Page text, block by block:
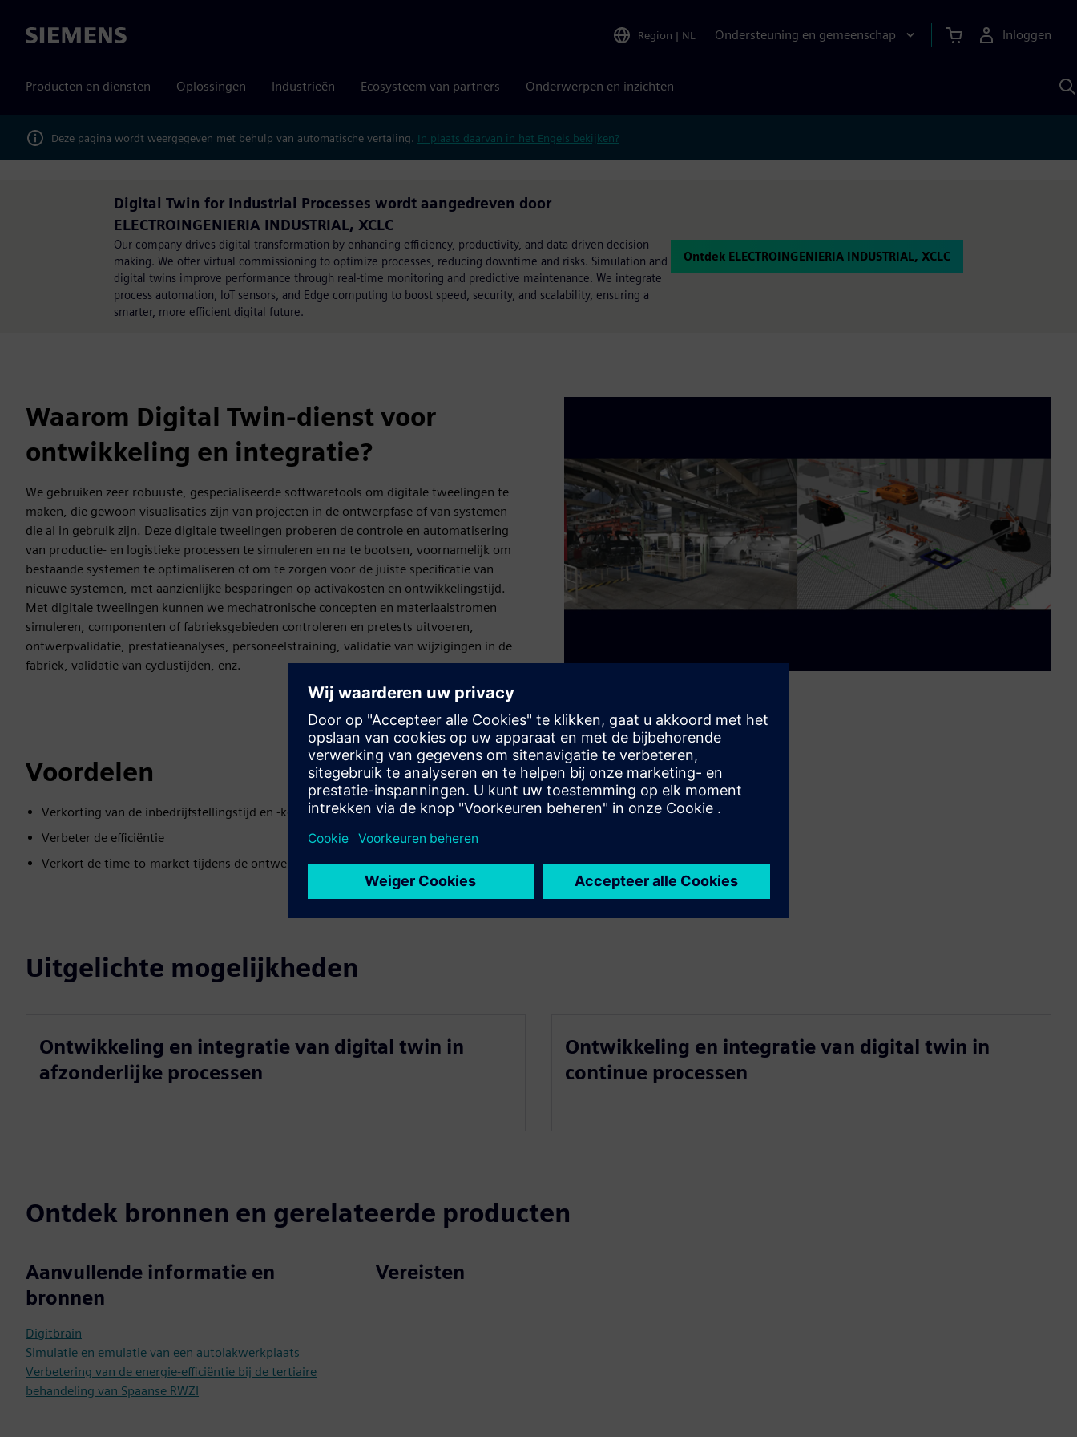
Siemens Region | NL Ondersteuning en gemeenschap Inloggen
Producten en diensten Oplossingen Industrieën Ecosysteem van partners Onderwerpen en inzichten
Deze pagina wordt weergegeven met behulp van automatische vertaling. In plaats daarvan in het Engels bekijken?
Digital Twin for Industrial Processes wordt aangedreven door
ELECTROINGENIERIA INDUSTRIAL, XCLC
Our company drives digital transformation by enhancing efficiency, productivity, and data-driven decision-
making. We offer virtual commissioning to optimize processes, reducing downtime and risks. Simulation and
digital twins improve performance through real-time monitoring and predictive maintenance. We integrate
process automation, IoT sensors, and Edge computing to boost speed, security, and scalability, ensuring a
smarter, more efficient digital future.
Ontdek ELECTROINGENIERIA INDUSTRIAL, XCLC
Waarom Digital Twin-dienst voor
ontwikkeling en integratie?
We gebruiken zeer robuuste, gespecialiseerde softwaretools om digitale tweelingen te
maken, die gewoon visualisaties zijn van projecten in de ontwerpfase of van systemen
die al in gebruik zijn. Deze digitale tweelingen proberen de controle en automatisering
van productie- en logistieke processen te simuleren en na te bootsen, voornamelijk om
bestaande systemen te optimaliseren of om te zorgen voor de juiste specificatie van
nieuwe systemen, met aanzienlijke besparingen op activakosten en ontwikkelingstijd.
Met digitale tweelingen kunnen we mechatronische concepten en materiaalstromen
simuleren, componenten of fabrieksgebieden controleren en pretests uitvoeren,
ontwerpvalidatie, prestatieanalyses, personeelstraining, validatie van wijzigingen in de
fabriek, validatie van cyclustijden, enz.
Voordelen
Verkorting van de inbedrijfstellingstijd en -kosten
Verbeter de efficiëntie
Verkort de time-to-market tijdens de ontwerpfase
Uitgelichte mogelijkheden
Ontwikkeling en integratie van digital twin in
afzonderlijke processen
Ontwikkeling en integratie van digital twin in
continue processen
Ontdek bronnen en gerelateerde producten
Aanvullende informatie en
bronnen
Digitbrain
Simulatie en emulatie van een autolakwerkplaats
Verbetering van de energie-efficiëntie bij de tertiaire
behandeling van Spaanse RWZI
Vereisten